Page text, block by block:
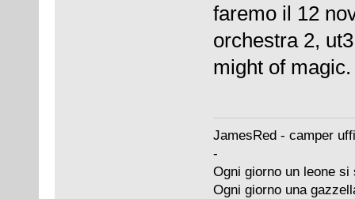
faremo il 12
orchestra 2,
might of magic.
JamesRed - camper
-
Ogni giorno un leone
Ogni giorno una